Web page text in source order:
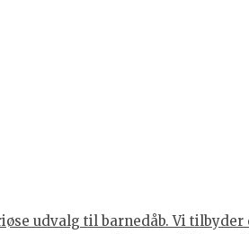
udvalg til barnedåb. Vi